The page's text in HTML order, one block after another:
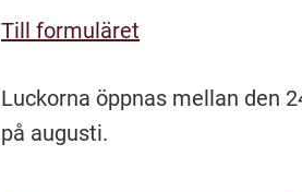
Till formuläret
Luckorna öppnas mellan den
på augusti.